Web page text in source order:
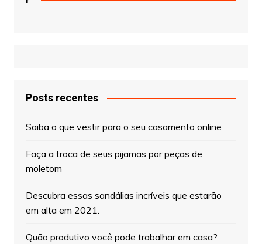
Posts recentes
Saiba o que vestir para o seu casamento online
Faça a troca de seus pijamas por peças de
moletom
Descubra essas sandálias incríveis que estarão
em alta em 2021.
Quão produtivo você pode trabalhar em casa?